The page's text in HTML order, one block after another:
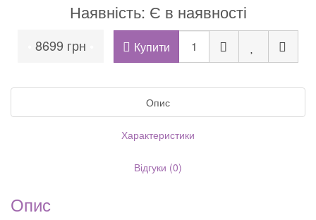
Наявність: Є в наявності
8699 грн Купити
Опис
Характеристики
Відгуки (0)
Опис